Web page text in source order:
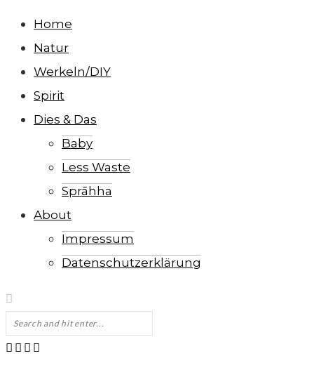
Home
Natur
Werkeln/DIY
Spirit
Dies & Das
Baby
Less Waste
Sprāhha
About
Impressum
Datenschutzerklärung